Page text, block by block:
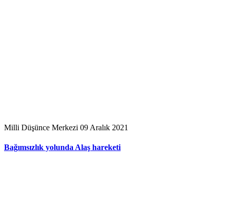
Milli Düşünce Merkezi 09 Aralık 2021
Bağımsızlık yolunda Alaş hareketi